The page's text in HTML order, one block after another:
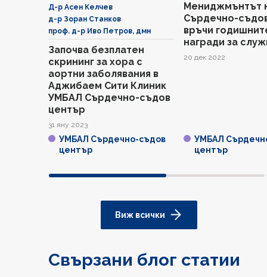
Д-р Асен Келчев
д-р Зоран Станков
проф. д-р Иво Петров, дмн
Започва безплатен
скрининг за хора с
аортни заболявания в
Аджибаем Сити Клиник
УМБАЛ Сърдечно-съдов
център
31 яну 2023
УМБАЛ Сърдечно-съдов
център
Мениджмънтът
Сърдечно-
връчи
награди за
20 дек 2022
УМБАЛ
център
Виж всички
Свързани блог статии